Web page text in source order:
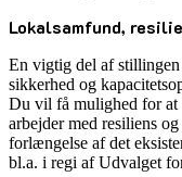
Lokalsamfund,
En vigtig del af stillingen
sikkerhed og
Du vil få mulighed for
arbejder med resiliens
forlængelse af det
bl.a. i regi af Udvalget